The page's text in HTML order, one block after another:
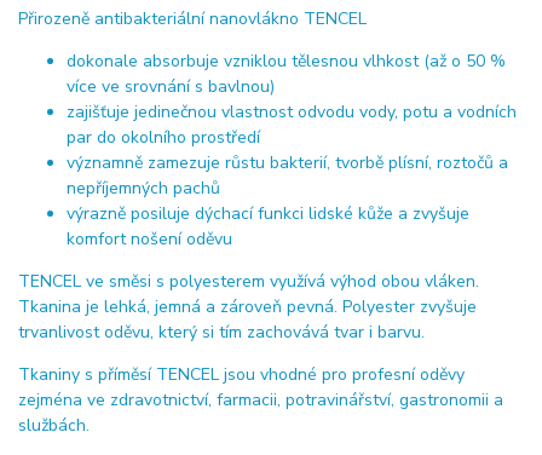
Přirozeně antibakteriální nanovlákno TENCEL
dokonale absorbuje vzniklou tělesnou vlhkost (až o 50 %
více ve srovnání s bavlnou)
zajišťuje jedinečnou vlastnost odvodu vody, potu a vodních
par do okolního prostředí
významně zamezuje růstu bakterií, tvorbě plísní, roztočů a
nepříjemných pachů
výrazně posiluje dýchací funkci lidské kůže a zvyšuje
komfort nošení oděvu
TENCEL ve směsi s polyesterem využívá výhod obou vláken.
Tkanina je lehká, jemná a zároveň pevná. Polyester zvyšuje
trvanlivost oděvu, který si tím zachovává tvar i barvu.
Tkaniny s příměsí TENCEL jsou vhodné pro profesní oděvy
zejména ve zdravotnictví, farmacii, potravinářství, gastronomii a
službách.